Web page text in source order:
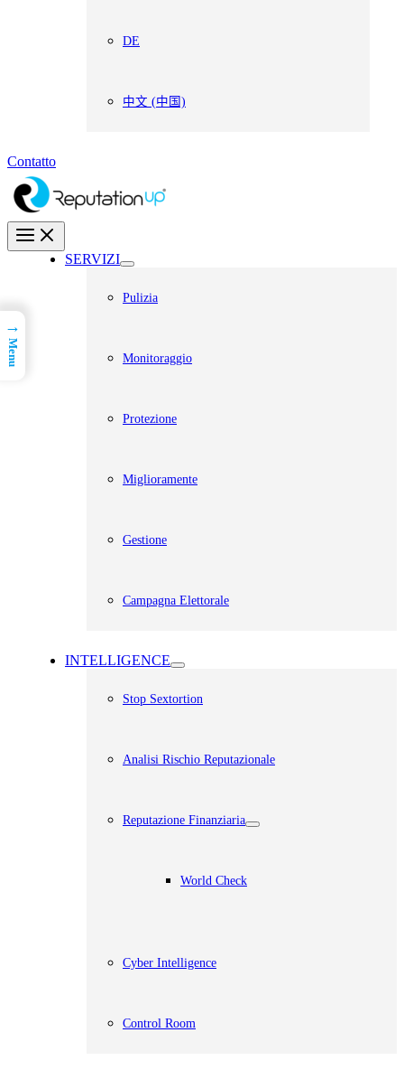
DE
中文 (中国)
Contatto
SERVIZI
Pulizia
Monitoraggio
Protezione
Miglioramente
Gestione
Campagna Elettorale
INTELLIGENCE
Stop Sextortion
Analisi Rischio Reputazionale​
Reputazione Finanziaria
World Check
Cyber Intelligence
Control Room
→
Menu